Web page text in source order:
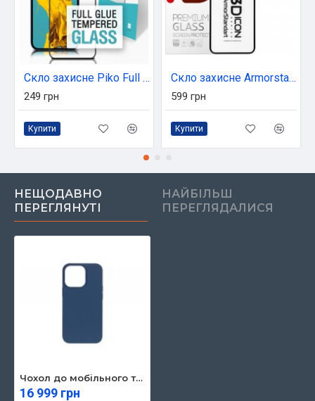
Скло захисне Piko Full Glue Apple Iphone 12 (black) (1283126506444)
249 грн
Купити
Скло захисне Armorstandart Icon 3D Apple iPhone 12 Pro Max Black (ARM57194)
599 грн
Купити
НЕЩОДАВНО
ПЕРЕГЛЯНУТІ
НАЙБІЛЬШ
ПЕРЕГЛЯДАЛИСЯ
Чохол до мобільного телефона 2E Basic Apple iPhone 13 Pro, Liquid Silicone, Cobalt Blue (2E-IPH-13PR-OCLS-CB)
16 999 грн